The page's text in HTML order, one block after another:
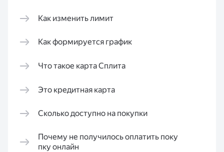
Как изменить лимит
Как формируется график
Что такое карта Сплита
Это кредитная карта
Сколько доступно на покупки
Почему не получилось оплатить поку
пку онлайн